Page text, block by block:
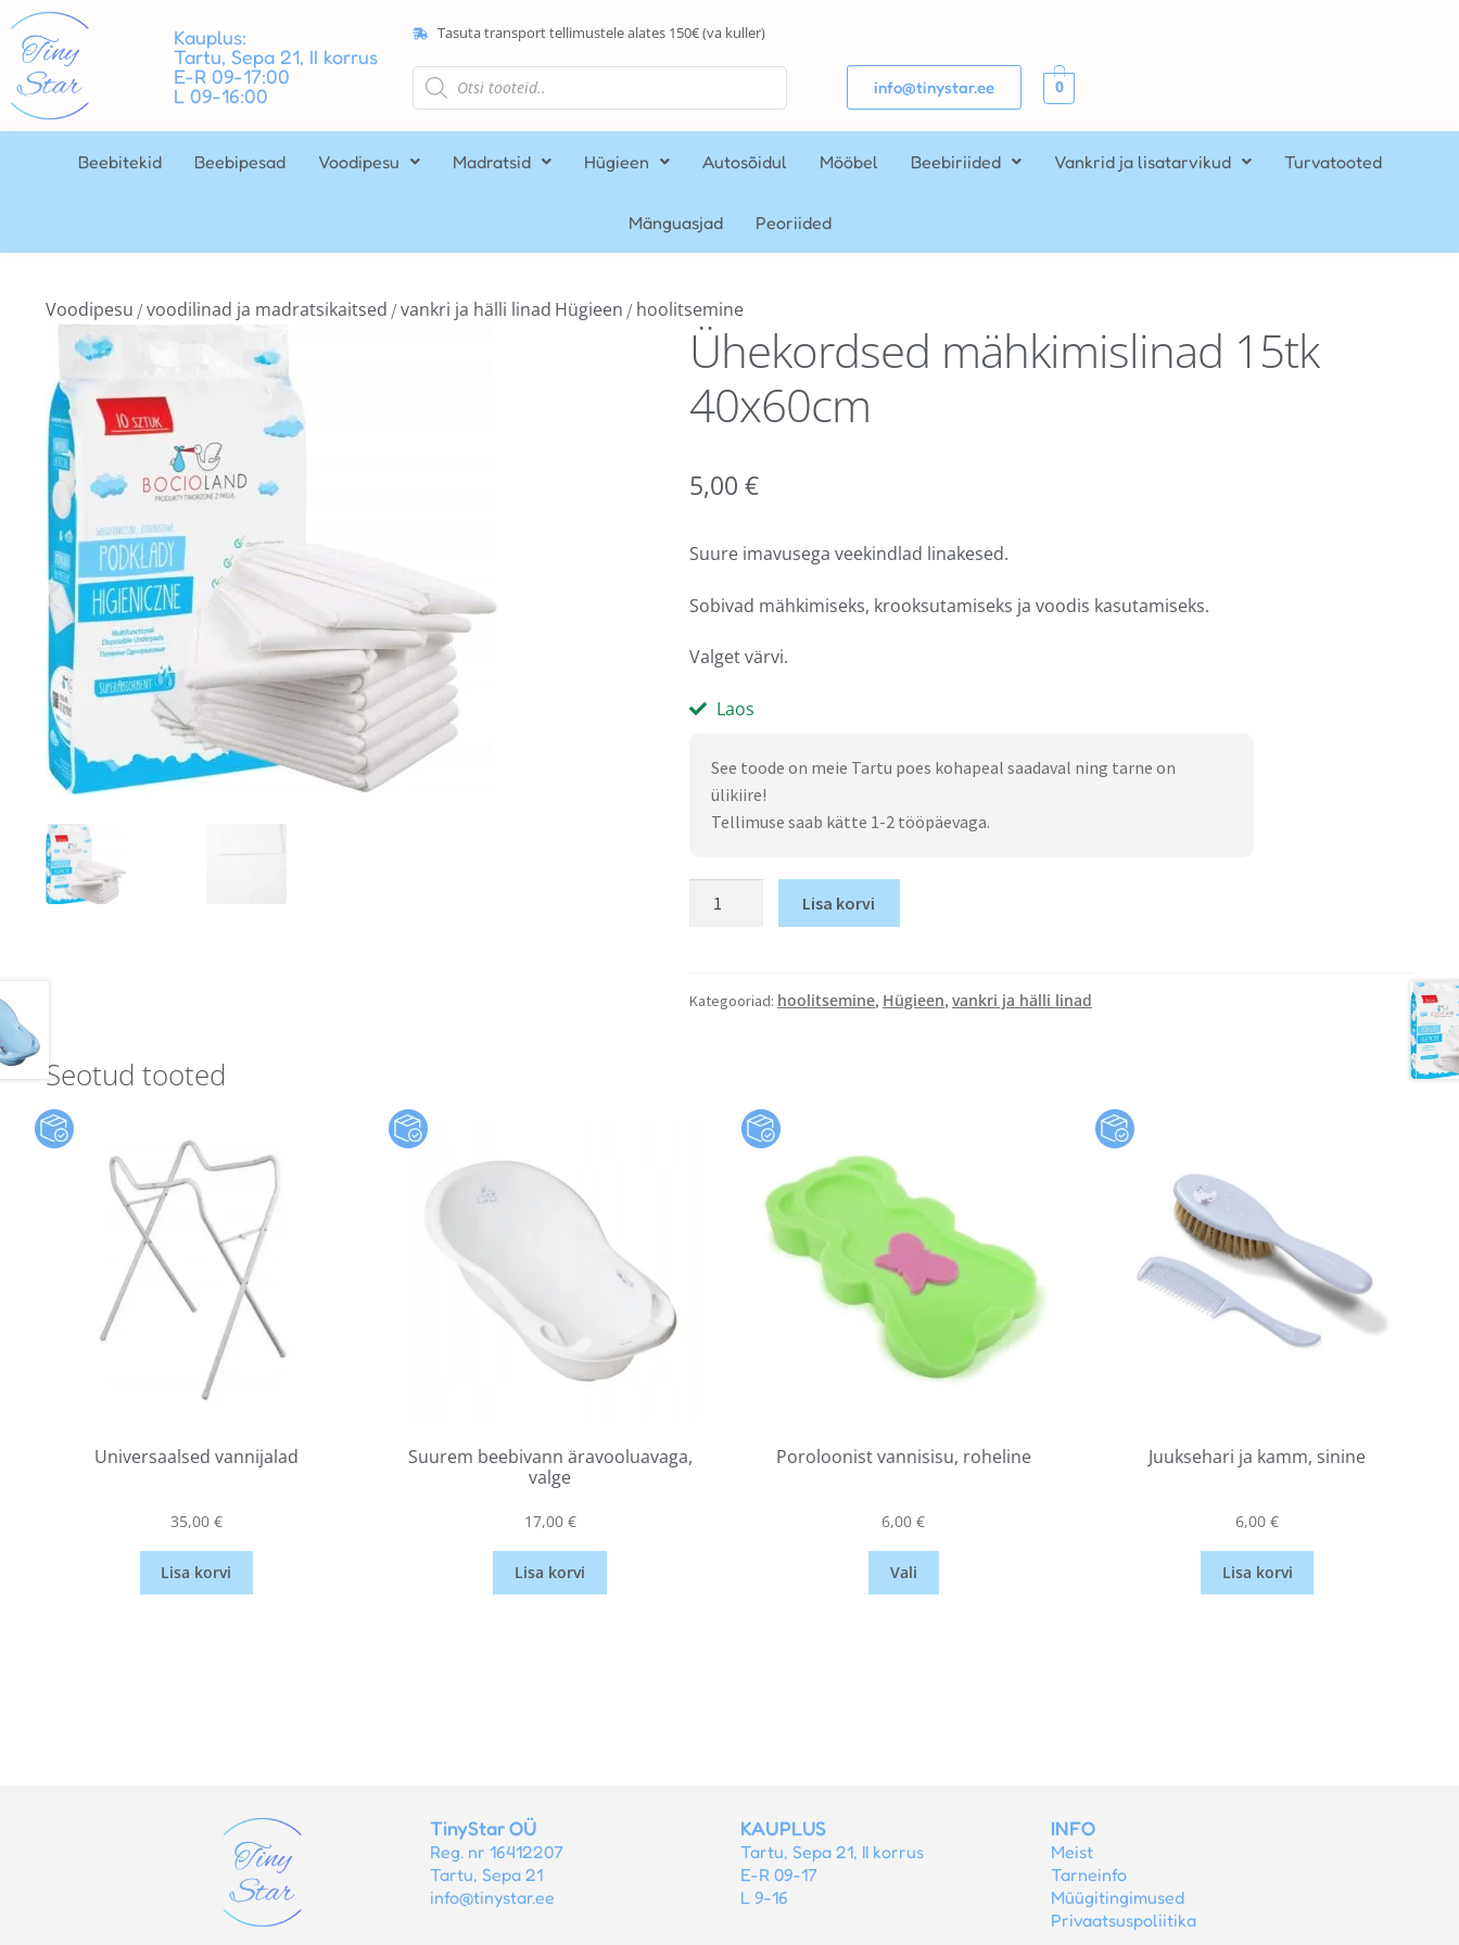
Kauplus:
Tartu, Sepa 21, II korrus
E-R 09-17:00
L 09-16:00
Tasuta transport tellimustele alates 150€ (va kuller)
info@tinystar.ee 0
Beebitekid Beebipesad Voodipesu Madratsid Hügieen Autosõidul Mööbel Beebiriided Vankrid ja lisatarvikud Turvatooted
Mänguasjad Peoriided
Voodipesu /voodilinad ja madratsikaitsed /vankri ja hälli linad Hügieen / hoolitsemine
Ühekordsed mähkimislinad 15tk
40x60cm
5,00 €
Suure imavusega veekindlad linakesed.
Sobivad mähkimiseks, krooksutamiseks ja voodis kasutamiseks.
Valget värvi.
Laos
See toode on meie Tartu poes kohapeal saadaval ning tarne on
ülikiire!
Tellimuse saab kätte 1-2 tööpäevaga.
Lisa korvi
Kategooriad: hoolitsemine, Hügieen, vankri ja hälli linad
Seotud tooted
Universaalsed vannijalad
35,00 €
Lisa korvi
Suurem beebivann äravooluavaga,
valge
17,00 €
Lisa korvi
Poroloonist vannisisu, roheline
6,00€
Vali
Juuksehari ja kamm, sinine
6,00€
Lisa korvi
TinyStar OÜ
Reg. nr 16412207
Tartu, Sepa 21
info@tinystar.ee
KAUPLUS
Tartu, Sepa 21, II korrus
E-R 09-17
L 9-16
INFO
Meist
Tarneinfo
Müügitingimused
Privaatsuspoliitika